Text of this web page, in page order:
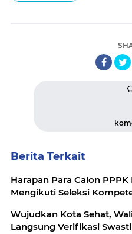
Berita Terkait
Harapan Para Calon
Mengikuti Seleksi
Wujudkan Kota Sehat,
Langsung Verifikasi